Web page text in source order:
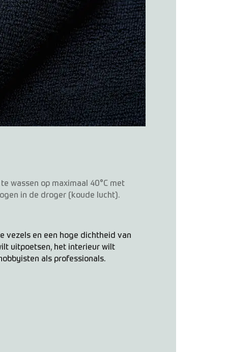
wassen op maximaal 40°C met
in de droger (koude lucht).
vezels en een hoge dichtheid van
uitpoetsen, het interieur wilt
als professionals.